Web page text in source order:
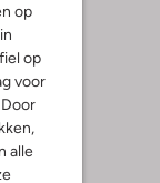
op
op
voor
alle